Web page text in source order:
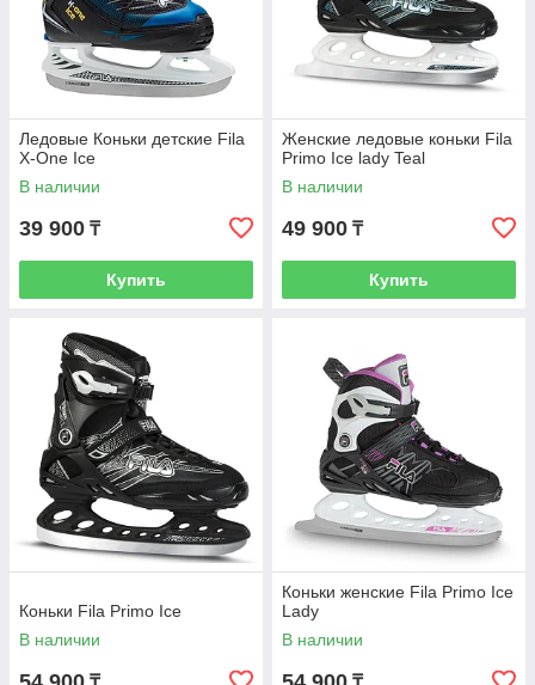
Ледовые Коньки детские Fila
X-One Ice
В наличии
39 900 ₸
Купить
Женские ледовые коньки Fila
Primo Ice lady Teal
В наличии
49 900 ₸
Купить
Коньки Fila Primo Ice
В наличии
Коньки женские Fila Primo Ice
Lady
В наличии